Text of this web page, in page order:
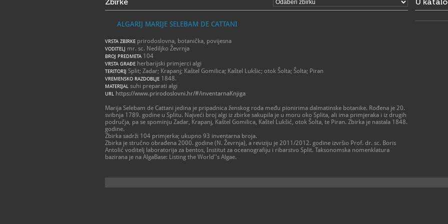
E
ALGARIJ MARIJE SELEBAM DE CATTANI
VRSTA ZBIRKE prirodoslovna, botanička, povijesna
VODITELJ mr. sc. Nediljko Ževrnja
BROJ PREDMETA 104
VRSTA GRAĐE herbarijski primjerci algi
TERITORIJ Split; Zadar; Krapanj; Kaštel Gomilica; Kaštel Lukšic; otok Šolta; Šolta; Piran
VREMENSKO RAZDOBLJE 1848.
MATERIJAL suhi preparati algi
URL https://www.prirodoslovni.hr/#/inventarnaKnjiga
Marija Selebam de Cattani jedina je pripadnica ženskog roda među pionirima dalmatinske botanike. Rođena je 20.
svibnja 1789. godine u Splitu. Najveći broj algi iz zbirke sakupila je u moru oko Splita, ali ima primjeraka i iz drugih
područja, pa se spominju Zadar, Krapanj, Kaštel Gomilica, Kaštel Lukšić, otok Šolta, te Piran. Zbirka je nastala 1848.
godine.
Zbirka sadrži 104 primjerka; ukupno 93 inventarna broja.
Zbirka je stručno obrađena 2000. godine (N. Ževrnja), a reviziju je 2011/2012. godine izvršio Prof. dr. sc. Boris
Antolić voditelj laboratorija za bentos, Institut za oceanografiju i ribarstvo Split. Taksonomska nomenklatura
bazirana je na AlgaBase: Listing the World''s Algae.